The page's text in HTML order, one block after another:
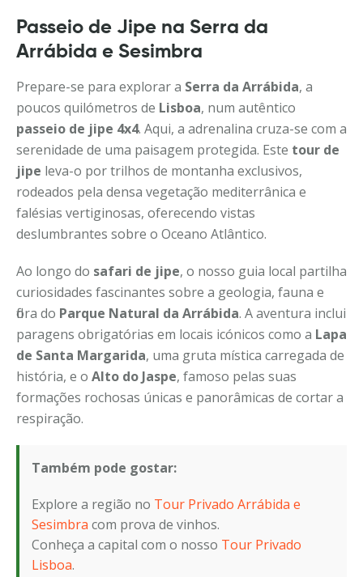
Passeio de Jipe na Serra da
Arrábida e Sesimbra
Prepare-se para explorar a Serra da Arrábida, a
poucos quilómetros de Lisboa, num autêntico
passeio de jipe 4x4. Aqui, a adrenalina cruza-se com a
serenidade de uma paisagem protegida. Este tour de
jipe leva-o por trilhos de montanha exclusivos,
rodeados pela densa vegetação mediterrânica e
falésias vertiginosas, oferecendo vistas
deslumbrantes sobre o Oceano Atlântico.
Ao longo do safari de jipe, o nosso guia local partilha
curiosidades fascinantes sobre a geologia, fauna e
flora do Parque Natural da Arrábida. A aventura inclui
paragens obrigatórias em locais icónicos como a Lapa
de Santa Margarida, uma gruta mística carregada de
história, e o Alto do Jaspe, famoso pelas suas
formações rochosas únicas e panorâmicas de cortar a
respiração.
Também pode gostar:
Explore a região no Tour Privado Arrábida e
Sesimbra com prova de vinhos.
Conheça a capital com o nosso Tour Privado
Lisboa.